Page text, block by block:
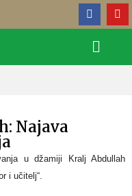
Najava
u džamiji Kralj Abdullah
i učitelj“.